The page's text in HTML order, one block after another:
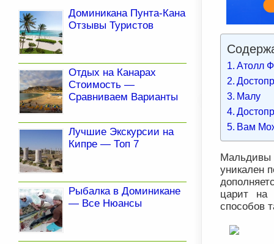
Атолл
Малу
Вам
Мальдивы
уникален
царит на
способов
Доминикана Пунта-Кана
Отзывы Туристов
Отдых на Канарах
Стоимость —
Сравниваем Варианты
Лучшие Экскурсии на
Кипре — Топ 7
Рыбалка в Доминикане
— Все Нюансы